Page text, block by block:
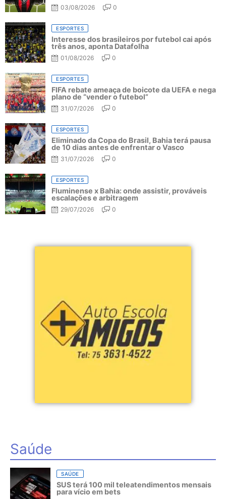
03/08/2026 0
ESPORTES
Interesse dos brasileiros por futebol cai após
três anos, aponta Datafolha
01/08/2026 0
ESPORTES
FIFA rebate ameaça de boicote da UEFA e nega
plano de “vender o futebol”
31/07/2026 0
ESPORTES
Eliminado da Copa do Brasil, Bahia terá pausa
de 10 dias antes de enfrentar o Vasco
31/07/2026 0
ESPORTES
Fluminense x Bahia: onde assistir, prováveis
escalações e arbitragem
29/07/2026 0
Saúde
SAÚDE
SUS terá 100 mil teleatendimentos mensais
para vício em bets